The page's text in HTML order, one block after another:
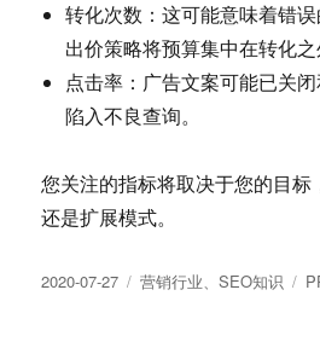
转化次数：这可能意味着错
出价策略将预算集中在转化之
点击率：广告文案可能已关
陷入不良查询。
您关注的指标将取决于您的目标
还是扩展模式。
发
2020-07-27
分
营销行业、SEO知识
标